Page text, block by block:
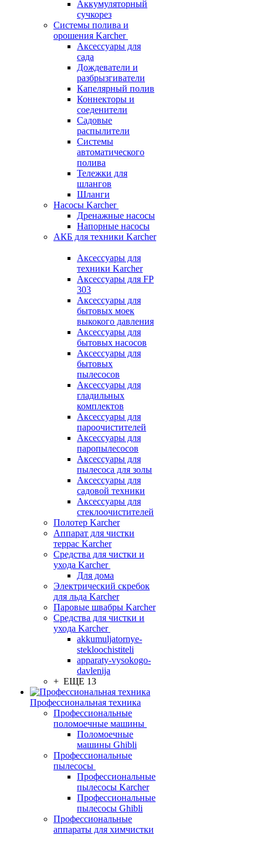
Аккумуляторный
сучкорез
Системы полива и
орошения Karcher
Аксессуары для
сада
Дождеватели и
разбрызгиватели
Капелярный полив
Коннекторы и
соеденители
Садовые
распылители
Системы
автоматического
полива
Тележки для
шлангов
Шланги
Насосы Karcher
Дренажные насосы
Напорные насосы
АКБ для техники Karcher
Аксессуары для
техники Karcher
Аксессуары для FP
303
Аксессуары для
бытовых моек
выкокого давления
Аксессуары для
бытовых насосов
Аксессуары для
бытовых
пылесосов
Аксессуары для
гладильных
комплектов
Аксессуары для
пароочистителей
Аксессуары для
паропылесосов
Аксессуары для
пылесоса для золы
Аксессуары для
садовой техники
Аксессуары для
стеклоочистителей
Полотер Karcher
Аппарат для чистки
террас Karcher
Средства для чистки и
ухода Karcher
Для дома
Электрический скребок
для льда Karcher
Паровые швабры Karcher
Средства для чистки и
ухода Karcher
akkumuljatornye-
stekloochistiteli
apparaty-vysokogo-
davlenija
+ ЕЩЕ 13
Профессиональная техника
Профессиональные
поломоечные машины
Поломоечные
машины Ghibli
Профессиональные
пылесосы
Профессиональные
пылесосы Karcher
Профессиональные
пылесосы Ghibli
Профессиональные
аппараты для химчистки